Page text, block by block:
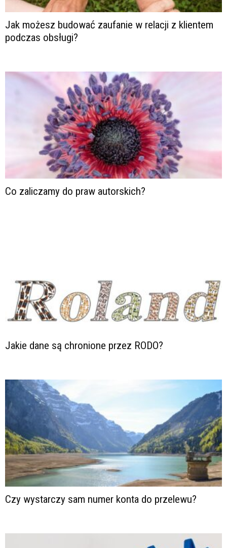
Jak możesz budować zaufanie w relacji z klientem
podczas obsługi?
Co zaliczamy do praw autorskich?
Jakie dane są chronione przez RODO?
Czy wystarczy sam numer konta do przelewu?